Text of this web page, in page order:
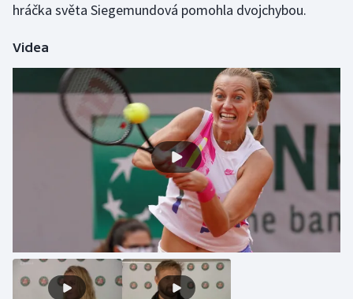
Moderní pětiboj
Motorsport
Plavání
Plážový volejbal
hráčka světa Siegemundová pomohla dvojchybou.
Videa